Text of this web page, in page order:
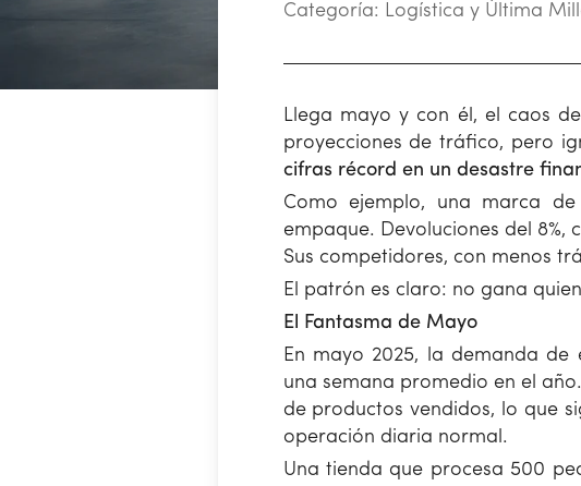
Categoría: Logística y Última
Llega mayo y con él, el caos
proyecciones de tráfico, pero
cifras récord en un desastre
Como ejemplo, una marca
empaque. Devoluciones del 8%,
Sus competidores, con menos
El patrón es claro: no gana
El Fantasma de Mayo
En mayo 2025, la demanda de
una semana promedio en el
de productos vendidos, lo que
operación diaria normal.
Una tienda que procesa 500